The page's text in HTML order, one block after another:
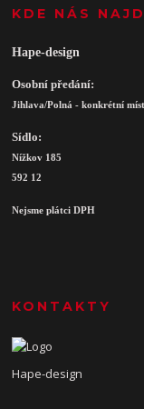
KDE NÁS
Hape-design
Osobní předání:
Jihlava/Polná - konkrétní
Sídlo:
Nížkov 185
592 12
Nejsme plátci DPH
KONTAKTY
Hape-design